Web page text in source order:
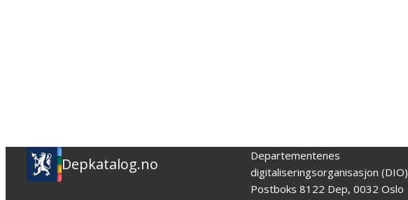
Depkatalog.no
Departementenes
digitaliseringsorganisasjon (DIO)
Postboks 8122 Dep, 0032 Oslo